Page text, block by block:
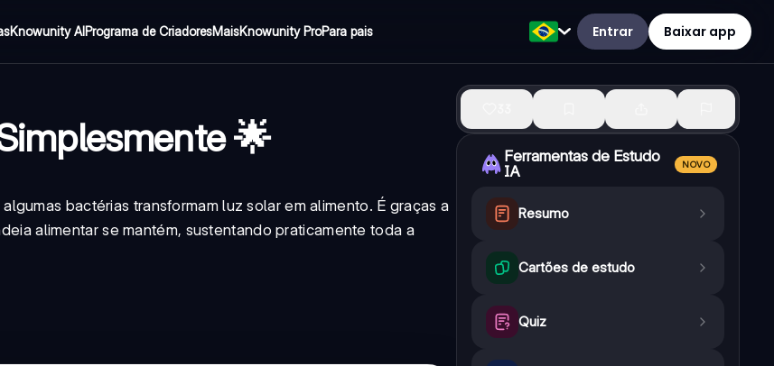
Knowunity AIPrograma de CriadoresMaisKnowunity ProPara pais Entrar Baixar app
🌟
bactérias transformam luz solar em alimento. É graças a
alimentar se mantém, sustentando praticamente toda a
Ferramentas de Estudo
IA
NOVO
Resumo
Cartões de estudo
Quiz